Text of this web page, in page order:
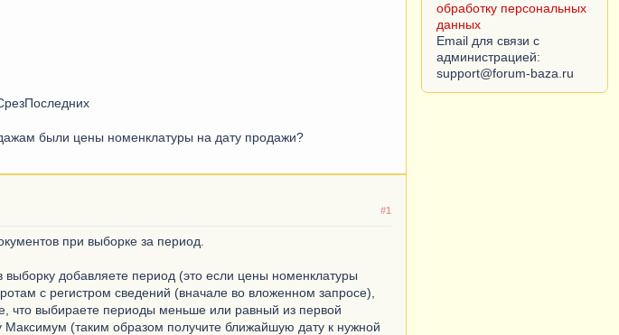
были цены номенклатуры на дату продажи?
#1
при выборке за период.
добавляете период (это если цены номенклатуры
с регистром сведений (вначале во вложенном запросе),
что выбираете периоды меньше или равный из первой
(таким образом получите ближайшую дату к нужной
обработку персональных
данных
Email для связи с
администрацией: